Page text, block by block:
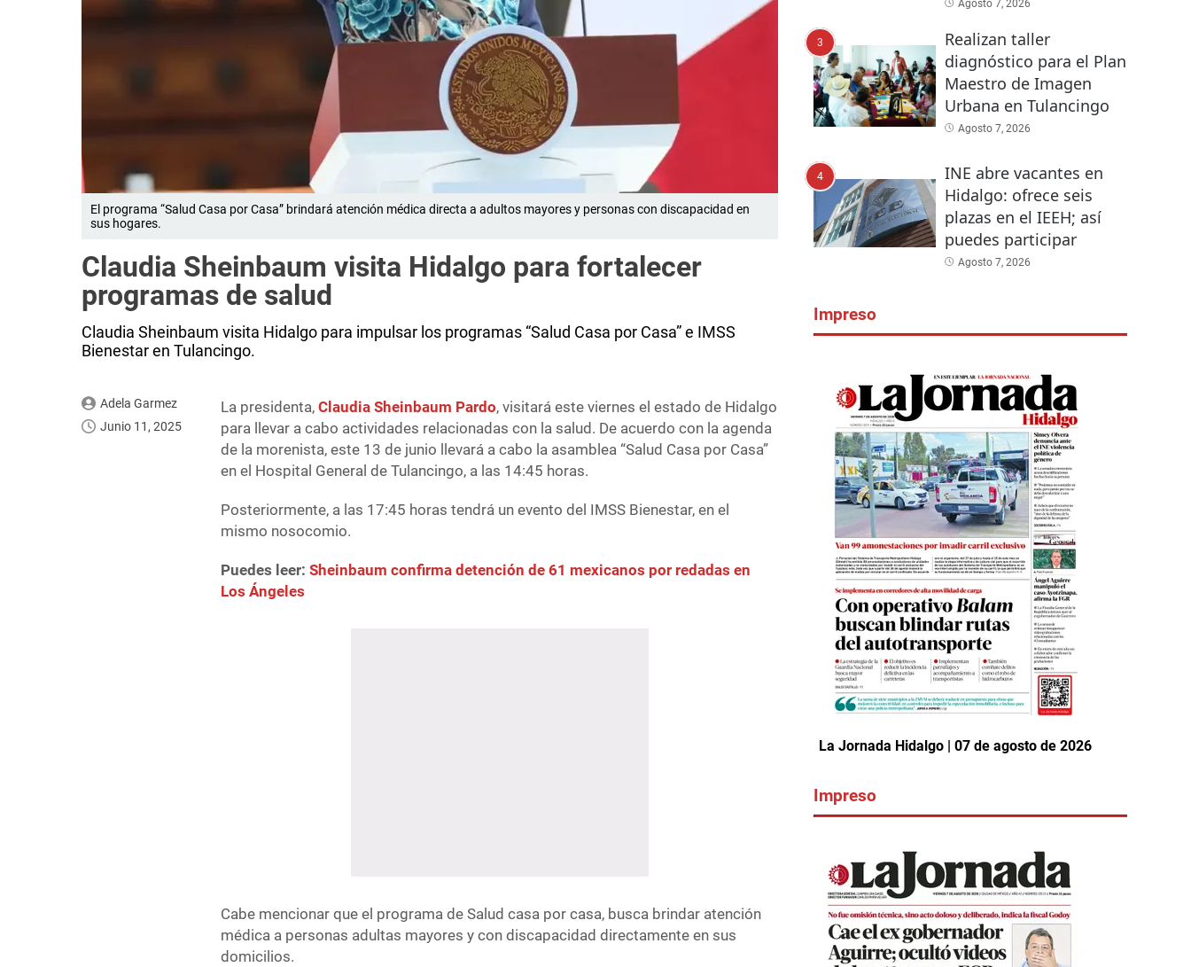
El programa “Salud Casa por Casa” brindará atención médica directa a adultos mayores y personas con discapacidad en
sus hogares.
Claudia Sheinbaum visita Hidalgo para fortalecer
programas de salud
Claudia Sheinbaum visita Hidalgo para impulsar los programas “Salud Casa por Casa” e IMSS
Bienestar en Tulancingo.
Adela Garmez
Junio 11, 2025
La presidenta,Claudia Sheinbaum Pardo, visitará este viernes el estado de Hidalgo
para llevar a cabo actividades relacionadas con la salud. De acuerdo con la agenda
de la morenista, este 13 de junio llevará a cabo la asamblea “Salud Casa por Casa”
en el Hospital General de Tulancingo, a las 14:45 horas.
Posteriormente, a las 17:45 horas tendrá un evento del IMSS Bienestar, en el
mismo nosocomio.
Puedes leer:Sheinbaum confirma detención de 61 mexicanos por redadas en
Los Ángeles
Cabe mencionar que el programa de Salud casa por casa, busca brindar atención
médica a personas adultas mayores y con discapacidad directamente en sus
domicilios.
Agosto 7, 2026
3
Realizan taller
diagnóstico para el Plan
Maestro de Imagen
Urbana en Tulancingo
Agosto 7, 2026
4
INE abre vacantes en
Hidalgo: ofrece seis
plazas en el IEEH; así
puedes participar
Agosto 7, 2026
Impreso
La Jornada Hidalgo | 07 de agosto de 2026
Impreso